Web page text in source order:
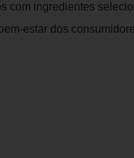
com ingredientes
estar dos